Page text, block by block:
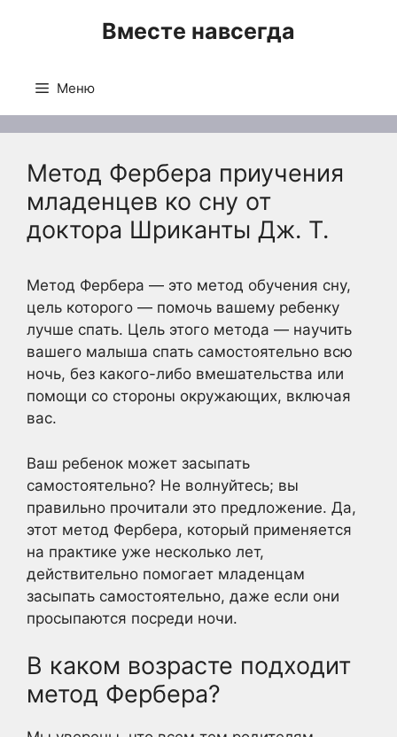
Вместе навсегда
Меню
Метод Фербера приучения
младенцев ко сну от
доктора Шриканты Дж. Т.
Метод Фербера — это метод обучения сну,
цель которого — помочь вашему ребенку
лучше спать. Цель этого метода — научить
вашего малыша спать самостоятельно всю
ночь, без какого-либо вмешательства или
помощи со стороны окружающих, включая
вас.
Ваш ребенок может засыпать
самостоятельно? Не волнуйтесь; вы
правильно прочитали это предложение. Да,
этот метод Фербера, который применяется
на практике уже несколько лет,
действительно помогает младенцам
засыпать самостоятельно, даже если они
просыпаются посреди ночи.
В каком возрасте подходит
метод Фербера?